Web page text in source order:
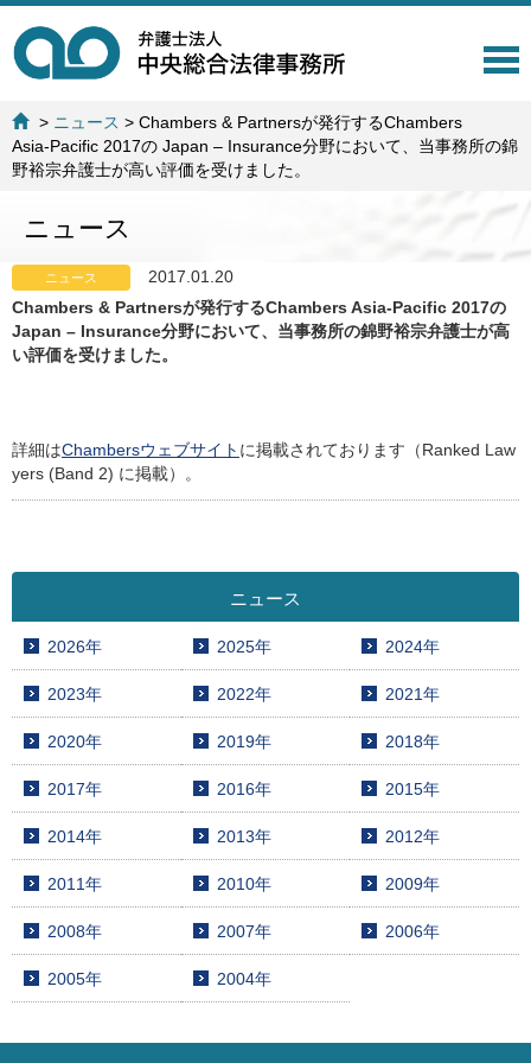
T
l
a
t
> ニュース >Chambers & Partnersが発行するChambers
Asia-Pacific 2017の Japan – Insurance分野において、当事務所の錦
野裕宗弁護士が高い評価を受けました。
ニュース
ニュース
2017.01.20
Chambers & Partnersが発行するChambers Asia-Pacific 2017の
Japan – Insurance分野において、当事務所の錦野裕宗弁護士が高
い評価を受けました。
詳細はChambersウェブサイト に掲載されております（Ranked Law
yers (Band 2) に掲載）。
ニュース
2026年 2025年 2024年
2023年 2022年 2021年
2020年 2019年 2018年
2017年 2016年 2015年
2014年 2013年 2012年
2011年 2010年 2009年
2008年 2007年 2006年
2005年 2004年